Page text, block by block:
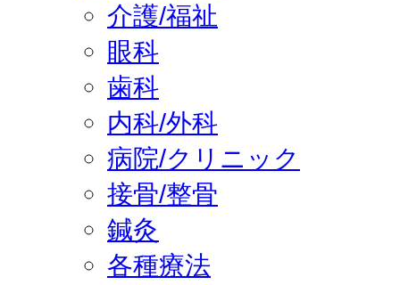
介護/福祉
眼科
歯科
内科/外科
病院/クリニック
接骨/整骨
鍼灸
各種療法